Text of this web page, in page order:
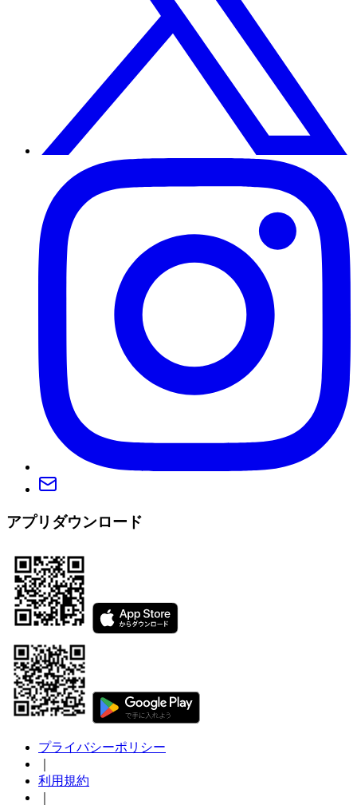
アプリダウンロード
プライバシーポリシー
利用規約